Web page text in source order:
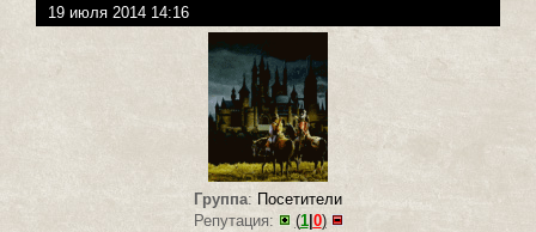
19 июля 2014 14:16
Группа: Посетители
Репутация:
(1| 0)